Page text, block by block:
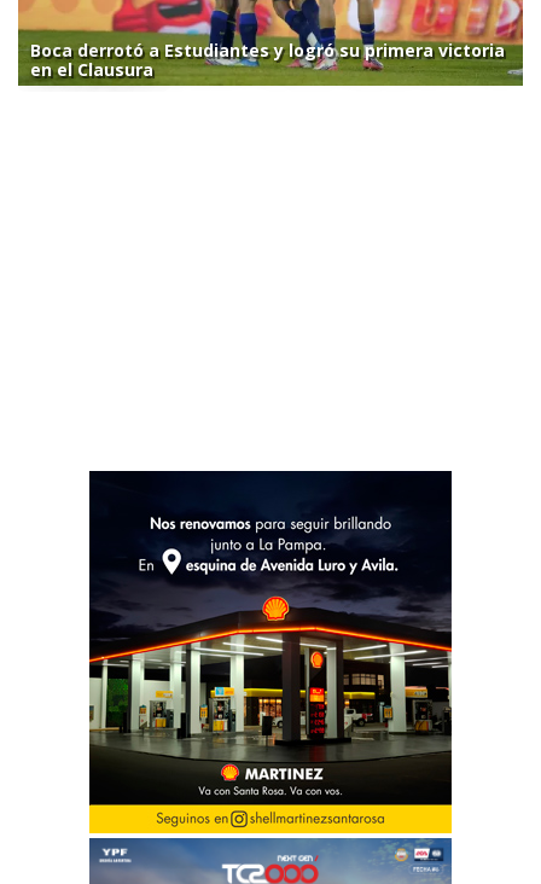
Boca derrotó a Estudiantes y logró su primera victoria
en el Clausura